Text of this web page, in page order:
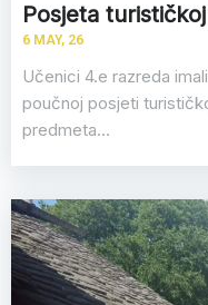
Posjeta
6 MAY, 26
Učenici 4.e razreda
poučnoj posjeti
predmeta…